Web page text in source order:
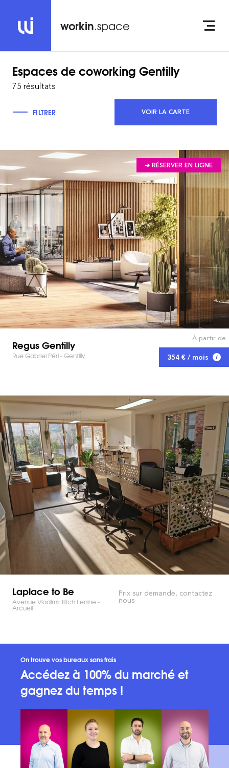
workin.space
Espaces de coworking Gentilly
75 résultats
FILTRER VOIR LA CARTE
➔ RÉSERVER EN LIGNE
Regus Gentilly
Rue Gabriel Péri - Gentilly
À partir de
354 € / mois
Laplace to Be
Avenue Vladimir Ilitch Lenine -
Arcueil
Prix sur demande, contactez
nous
On trouve vos bureaux sans frais
Accédez à 100% du marché et
gagnez du temps !